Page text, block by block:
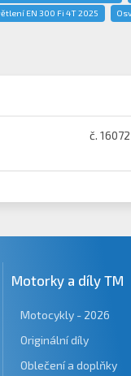
EN 300 Fi 4T 2025
č. 16072
Motorky a díly TM
Motocykly - 2026
Originální díly
Oblečení a doplňky